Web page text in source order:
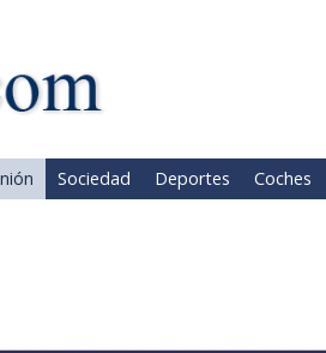
Sociedad Deportes Coches